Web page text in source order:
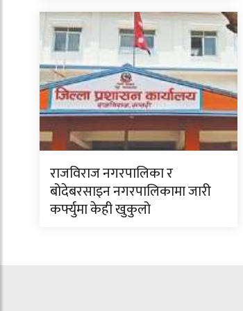
राजविराज नगरपालिका र
बोदेबरसाइन नगरपालिकामा जारी
कर्फ्युमा केही खुकुलो